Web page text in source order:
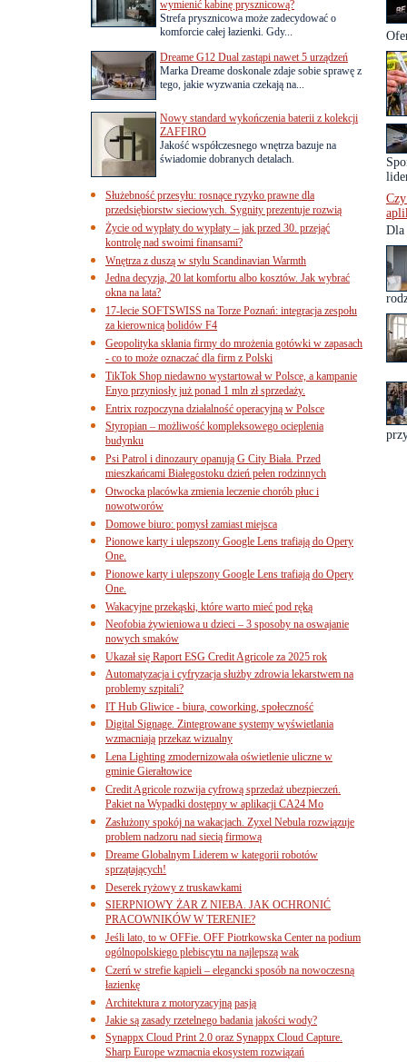
Dla
wymienić kabinę prysznicową?
Strefa prysznicowa może zadecydować o
komforcie całej łazienki. Gdy...
Dreame G12 Dual zastąpi nawet 5 urządzeń
Marka Dreame doskonale zdaje sobie sprawę z
tego, jakie wyzwania czekają na...
Nowy standard wykończenia baterii z kolekcji
ZAFFIRO
Jakość współczesnego wnętrza bazuje na
świadomie dobranych detalach.
Służebność przesyłu: rosnące ryzyko prawne dla
przedsiębiorstw sieciowych. Sygnity prezentuje rozwią
Życie od wypłaty do wypłaty – jak przed 30. przejąć
kontrolę nad swoimi finansami?
Wnętrza z duszą w stylu Scandinavian Warmth
Jedna decyzja, 20 lat komfortu albo kosztów. Jak wybrać
okna na lata?
17-lecie SOFTSWISS na Torze Poznań: integracja zespołu
za kierownicą bolidów F4
Geopolityka skłania firmy do mrożenia gotówki w zapasach
- co to może oznaczać dla firm z Polski
TikTok Shop niedawno wystartował w Polsce, a kampanie
Enyo przyniosły już ponad 1 mln zł sprzedaży.
Entrix rozpoczyna działalność operacyjną w Polsce
Styropian – możliwość kompleksowego ocieplenia
budynku
Psi Patrol i dinozaury opanują G City Biała. Przed
mieszkańcami Białegostoku dzień pełen rodzinnych
Otwocka placówka zmienia leczenie chorób płuc i
nowotworów
Domowe biuro: pomysł zamiast miejsca
Pionowe karty i ulepszony Google Lens trafiają do Opery
One.
Pionowe karty i ulepszony Google Lens trafiają do Opery
One.
Wakacyjne przekąski, które warto mieć pod ręką
Neofobia żywieniowa u dzieci – 3 sposoby na oswajanie
nowych smaków
Ukazał się Raport ESG Credit Agricole za 2025 rok
Automatyzacja i cyfryzacja służby zdrowia lekarstwem na
problemy szpitali?
IT Hub Gliwice - biura, coworking, społeczność
Digital Signage. Zintegrowane systemy wyświetlania
wzmacniają przekaz wizualny
Lena Lighting zmodernizowała oświetlenie uliczne w
gminie Gierałtowice
Credit Agricole rozwija cyfrową sprzedaż ubezpieczeń.
Pakiet na Wypadki dostępny w aplikacji CA24 Mo
Zasłużony spokój na wakacjach. Zyxel Nebula rozwiązuje
problem nadzoru nad siecią firmową
Dreame Globalnym Liderem w kategorii robotów
sprzątających!
Deserek ryżowy z truskawkami
SIERPNIOWY ŻAR Z NIEBA. JAK OCHRONIĆ
PRACOWNIKÓW W TERENIE?
Jeśli lato, to w OFFie. OFF Piotrkowska Center na podium
ogólnopolskiego plebiscytu na najlepszą wak
Czerń w strefie kąpieli – elegancki sposób na nowoczesną
łazienkę
Architektura z motoryzacyjną pasją
Jakie są zasady rzetelnego badania jakości wody?
Synappx Cloud Print 2.0 oraz Synappx Cloud Capture.
Sharp Europe wzmacnia ekosystem rozwiązań